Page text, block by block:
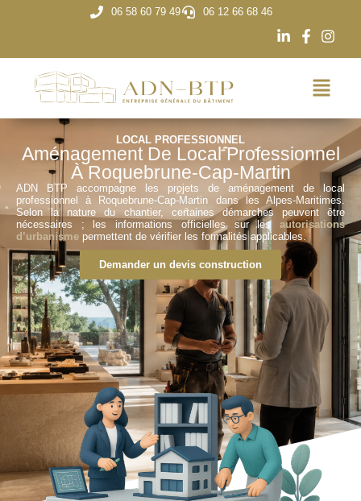
06 58 60 79 49 06 12 66 68 46
LOCAL PROFESSIONNEL
Aménagement De Local Professionnel
À Roquebrune-Cap-Martin
ADN BTP accompagne les projets de aménagement de local
professionnel à Roquebrune-Cap-Martin dans les Alpes-Maritimes.
Selon la nature du chantier, certaines démarches peuvent être
nécessaires ; les informations officielles sur les autorisations
d’urbanisme permettent de vérifier les formalités applicables.
Demander un devis construction